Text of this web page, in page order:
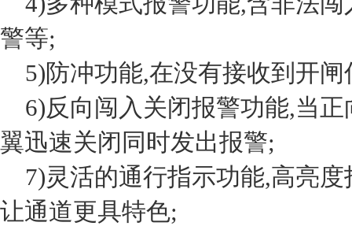
警等;
5)防冲功能,在没有接收到开闸
6)反向闯入关闭报警功能,当正
翼迅速关闭同时发出报警;
7)灵活的通行指示功能,高亮度
让通道更具特色;